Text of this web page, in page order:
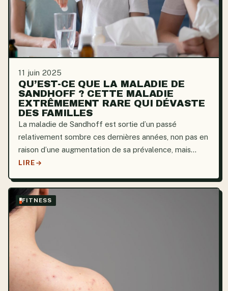
11 juin 2025
QU’EST-CE QUE LA MALADIE DE
SANDHOFF ? CETTE MALADIE
EXTRÊMEMENT RARE QUI DÉVASTE
DES FAMILLES
La maladie de Sandhoff est sortie d’un passé
relativement sombre ces dernières années, non pas en
raison d’une augmentation de sa prévalence, mais
plutôt grâce à l’intensification des campagnes de
de...
LIRE
FITNESS